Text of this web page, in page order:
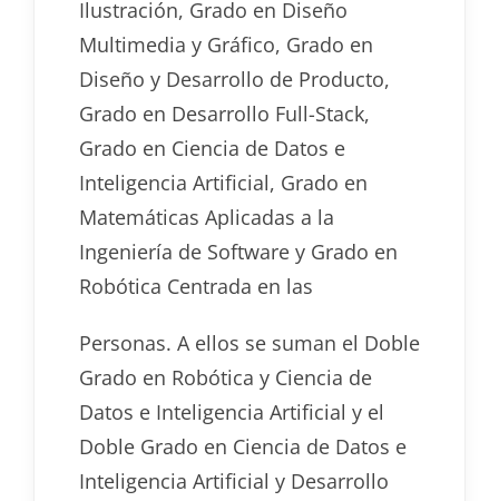
Ilustración, Grado en Diseño
Multimedia y Gráfico, Grado en
Diseño y Desarrollo de Producto,
Grado en Desarrollo Full-Stack,
Grado en Ciencia de Datos e
Inteligencia Artificial, Grado en
Matemáticas Aplicadas a la
Ingeniería de Software y Grado en
Robótica Centrada en las
Personas. A ellos se suman el Doble
Grado en Robótica y Ciencia de
Datos e Inteligencia Artificial y el
Doble Grado en Ciencia de Datos e
Inteligencia Artificial y Desarrollo